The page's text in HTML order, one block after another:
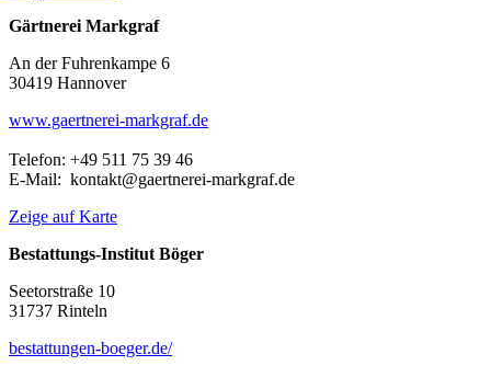
Gärtnerei Markgraf
An der Fuhrenkampe 6
30419 Hannover
www.gaertnerei-markgraf.de
Telefon: +49 511 75 39 46
E-Mail: kontakt@gaertnerei-markgraf.de
Zeige auf Karte
Bestattungs-Institut Böger
Seetorstraße 10
31737 Rinteln
bestattungen-boeger.de/